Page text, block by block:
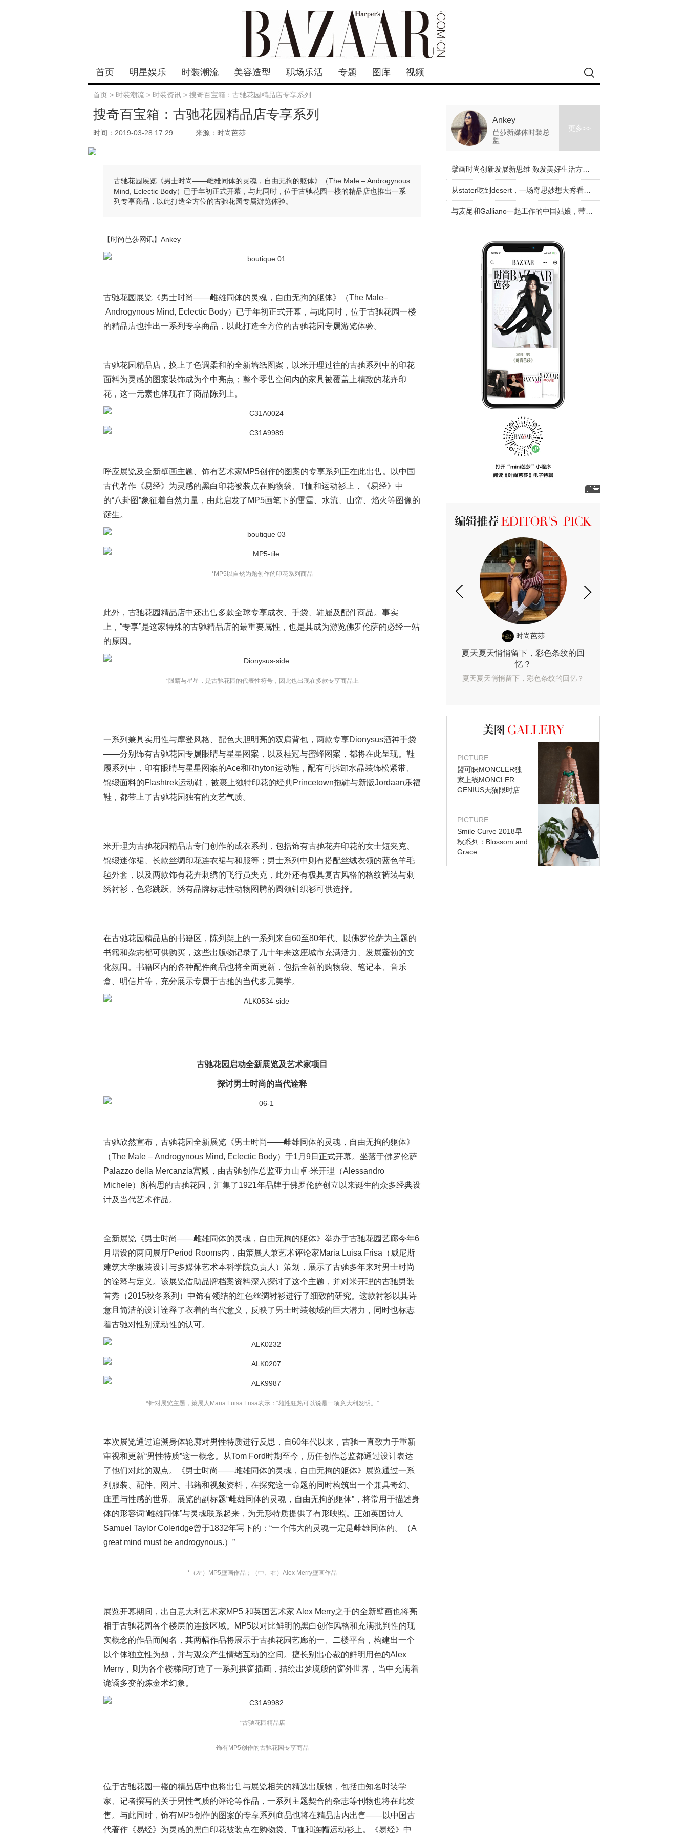
首页 明星娱乐 时装潮流 美容造型 职场乐活 专题 图库 视频
首页 > 时装潮流 > 时装资讯 > 搜奇百宝箱：古驰花园精品店专享系列
搜奇百宝箱：古驰花园精品店专享系列
时间：2019-03-28 17:29 来源：时尚芭莎
古驰花园展览《男士时尚——雌雄同体的灵魂，自由无拘的躯体》（The Male – Androgynous
Mind, Eclectic Body）已于年初正式开幕，与此同时，位于古驰花园一楼的精品店也推出一系
列专享商品，以此打造全方位的古驰花园专属游览体验。
【时尚芭莎网讯】Ankey
古驰花园展览《男士时尚——雌雄同体的灵魂，自由无拘的躯体》（The Male–
Androgynous Mind, Eclectic Body）已于年初正式开幕， 与此同时，位于古驰花园一楼
的精品店也推出一系列专享商品，以此打造全方位的古驰花园专属游览体验。
古驰花园精品店，换上了色调柔和的全新墙纸图案， 以米开理过往的古驰系列中的印花
面料为灵感的图案装饰成为个中亮点； 整个零售空间内的家具被覆盖上精致的花卉印
花，这一元素也体现在了商品陈列上。
呼应展览及全新壁画主题、饰有艺术家MP5创作的图案的专享系列正在此出售。
以中国
古代著作《易经》为灵感的黑白印花被装点在购物袋、T恤和运动衫上，
《易经》中
的“八卦图”象征着自然力量，由此启发了MP5画笔下的雷霆、水流、山峦、焰火等图像的
诞生。
*MP5 以自然为题创作的印花系列商品
此外，古驰花园精品店中还出售多款全球专享成衣、手袋、鞋履及配件商品。 事实
上，“专享”是这家特殊的古驰精品店的最重要属性， 也是其成为游览佛罗伦萨的必经一站
的原因。
*眼睛与星星，是古驰花园的代表性符号，因此也出现在多款专享商品上
一系列兼具实用性与摩登风格、配色大胆明亮的双肩背包， 两款专享Dionysus酒神手袋
——分别饰有古驰花园专属眼睛与星星图案，以及桂冠与蜜蜂图案，都将在此呈现。 鞋
履系列中，印有眼睛与星星图案的Ace和Rhyton运动鞋，配有可拆卸水晶装饰松紧带、
锦缎面料的Flashtrek运动鞋， 被裹上独特印花的经典Princetown拖鞋与新版Jordaan乐福
鞋，都带上了古驰花园独有的文艺气质。
米开理为古驰花园精品店专门创作的成衣系列，包括饰有古驰花卉印花的女士短夹克、
锦缎迷你裙、长款丝绸印花连衣裙与和服等； 男士系列中则有搭配丝绒衣领的蓝色羊毛
毡外套，以及两款饰有花卉刺绣的飞行员夹克， 此外还有极具复古风格的格纹裤装与刺
绣衬衫，色彩跳跃、绣有品牌标志性动物图腾的圆领针织衫可供选择。
在古驰花园精品店的书籍区，陈列架上的一系列来自60至80年代、以佛罗伦萨为主题的
书籍和杂志都可供购买， 这些出版物记录了几十年来这座城市充满活力、发展蓬勃的文
化氛围。 书籍区内的各种配件商品也将全面更新，包括全新的购物袋、笔记本、音乐
盒、明信片等， 充分展示专属于古驰的当代多元美学。
古驰花园启动全新展览及艺术家项目
探讨男士时尚的当代诠释
古驰欣然宣布，古驰花园全新展览《男士时尚——雌雄同体的灵魂，自由无拘的躯体》
（The Male – Androgynous Mind, Eclectic Body）于1月9日正式开幕。坐落于佛罗伦萨
Palazzo della Mercanzia宫殿，由古驰创作总监亚力山卓·米开理（Alessandro
Michele）所构思的古驰花园，汇集了1921年品牌于佛罗伦萨创立以来诞生的众多经典设
计及当代艺术作品。
全新展览《男士时尚——雌雄同体的灵魂，自由无拘的躯体》举办于古驰花园艺廊今年6
月增设的两间展厅Period Rooms内，由策展人兼艺术评论家Maria Luisa Frisa（威尼斯
建筑大学服装设计与多媒体艺术本科学院负责人）策划，展示了古驰多年来对男士时尚
的诠释与定义。该展览借助品牌档案资料深入探讨了这个主题，并对米开理的古驰男装
首秀（2015秋冬系列）中饰有领结的红色丝绸衬衫进行了细致的研究。这款衬衫以其诗
意且简洁的设计诠释了衣着的当代意义，反映了男士时装领域的巨大潜力，同时也标志
着古驰对性别流动性的认可。
*针对展览主题，策展人Maria Luisa Frisa表示：“雄性狂热可以说是一项意大利发明。”
本次展览通过追溯身体轮廓对男性特质进行反思，自60年代以来，古驰一直致力于重新
审视和更新“男性特质”这一概念。从Tom Ford时期至今，历任创作总监都通过设计表达
了他们对此的观点。《男士时尚——雌雄同体的灵魂，自由无拘的躯体》展览通过一系
列服装、配件、图片、书籍和视频资料，在探究这一命题的同时构筑出一个兼具奇幻、
庄重与性感的世界。展览的副标题“雌雄同体的灵魂，自由无拘的躯体”，将常用于描述身
体的形容词“雌雄同体”与灵魂联系起来，为无形特质提供了有形映照。正如英国诗人
Samuel Taylor Coleridge曾于1832年写下的：“一个伟大的灵魂一定是雌雄同体的。（A
great mind must be androgynous.）”
* （左） MP5壁画作品；（中、右） Alex Merry壁画作品
展览开幕期间，出自意大利艺术家MP5 和英国艺术家 Alex Merry之手的全新壁画也将亮
相于古驰花园各个楼层的连接区域。MP5以对比鲜明的黑白创作风格和充满批判性的现
实概念的作品而闻名，其两幅作品将展示于古驰花园艺廊的一、二楼平台，构建出一个
以个体独立性为题，并与观众产生情绪互动的空间。擅长别出心裁的鲜明用色的Alex
Merry，则为各个楼梯间打造了一系列拱窗插画，描绘出梦境般的窗外世界，当中充满着
诡谲多变的炼金术幻象。
*古驰花园精品店
饰有MP5创作的古驰花园专享商品
位于古驰花园一楼的精品店中也将出售与展览相关的精选出版物，包括由知名时装学
家、记者撰写的关于男性气质的评论等作品，一系列主题契合的杂志等刊物也将在此发
售。与此同时，饰有MP5创作的图案的专享系列商品也将在精品店内出售——以中国古
代著作《易经》为灵感的黑白印花被装点在购物袋、 T恤和连帽运动衫上。《易经》中
Ankey
芭莎新媒体时装总
监
更多>>
时尚芭莎
夏天夏天悄悄留下，彩色条纹的回
忆？
夏天夏天悄悄留下，彩色条纹的回忆？
图库
PICTURE
盟可睐MONCLER独
家上线MONCLER
GENIUS天猫限时店
PICTURE
Smile Curve 2018早
秋系列：Blossom and
Grace.